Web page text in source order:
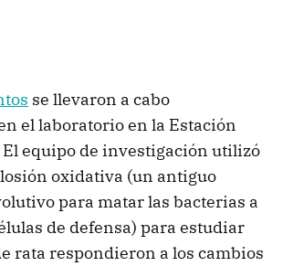
se llevaron a cabo
el laboratorio en la Estación
El equipo de investigación utilizó
oxidativa (un antiguo
para matar las bacterias a
de defensa) para estudiar
rata respondieron a los cambios